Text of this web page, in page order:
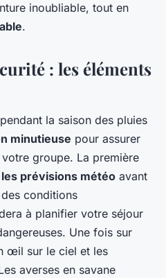
inoubliable, tout en
.
: les éléments
la saison des pluies
minutieuse pour assurer
groupe. La première
prévisions météo avant
conditions
à planifier votre séjour
Une fois sur
œil sur le ciel et les
averses en savane